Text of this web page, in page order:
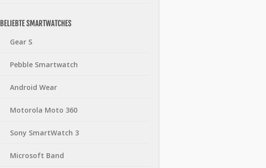
BELIEBTE SMARTWATCHES
Gear S
Pebble Smartwatch
Android Wear
Motorola Moto 360
Sony SmartWatch 3
Microsoft Band